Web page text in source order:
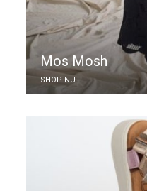
Mos Mosh
SHOP NU